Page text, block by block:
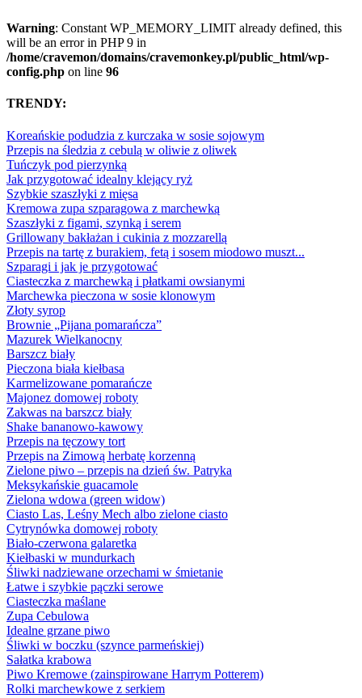
Warning: Constant WP_MEMORY_LIMIT already defined, this
will be an error in PHP 9 in
/home/cravemon/domains/cravemonkey.pl/public_html/wp-
config.php on line 96
TRENDY:
Koreańskie podudzia z kurczaka w sosie sojowym
Przepis na śledzia z cebulą w oliwie z oliwek
Tuńczyk pod pierzynką
Jak przygotować idealny klejący ryż
Szybkie szaszłyki z mięsa
Kremowa zupa szparagowa z marchewką
Szaszłyki z figami, szynką i serem
Grillowany bakłażan i cukinia z mozzarellą
Przepis na tartę z burakiem, fetą i sosem miodowo muszt...
Szparagi i jak je przygotować
Ciasteczka z marchewką i płatkami owsianymi
Marchewka pieczona w sosie klonowym
Złoty syrop
Brownie „Pijana pomarańcza”
Mazurek Wielkanocny
Barszcz biały
Pieczona biała kiełbasa
Karmelizowane pomarańcze
Majonez domowej roboty
Zakwas na barszcz biały
Shake bananowo-kawowy
Przepis na tęczowy tort
Przepis na Zimową herbatę korzenną
Zielone piwo – przepis na dzień św. Patryka
Meksykańskie guacamole
Zielona wdowa (green widow)
Ciasto Las, Leśny Mech albo zielone ciasto
Cytrynówka domowej roboty
Biało-czerwona galaretka
Kiełbaski w mundurkach
Śliwki nadziewane orzechami w śmietanie
Łatwe i szybkie pączki serowe
Ciasteczka maślane
Zupa Cebulowa
Idealne grzane piwo
Śliwki w boczku (szynce parmeńskiej)
Sałatka krabowa
Piwo Kremowe (zainspirowane Harrym Potterem)
Rolki marchewkowe z serkiem